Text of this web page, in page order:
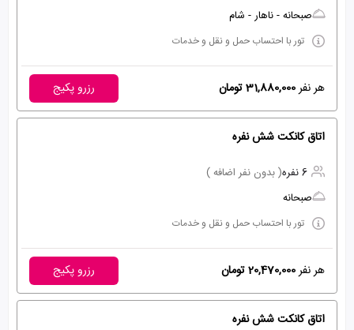
صبحانه - ناهار - شام
تور با احتساب حمل و نقل و خدمات
هر نفر31,880,000 تومان رزرو پکیج
اتاق کانکت شش نفره
6 نفره
( بدون نفر اضافه )
صبحانه
تور با احتساب حمل و نقل و خدمات
هر نفر20,470,000 تومان رزرو پکیج
اتاق کانکت شش نفره